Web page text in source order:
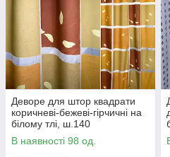
Деворе для штор квадрати
коричневі-бежеві-гірчичні на
білому тлі, ш.140
В наявності 98 од.